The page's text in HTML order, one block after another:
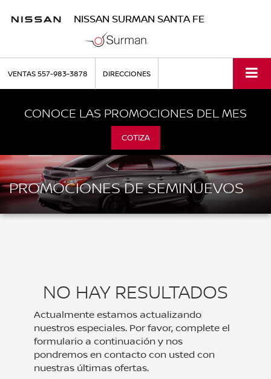
NISSAN SURMAN SANTA FE
VENTAS557-983-3878 DIRECCIONES
CONOCE LAS PROMOCIONES DEL MES
COTIZA
PROMOCIONES DE SEMINUEVOS
NO HAY RESULTADOS
Actualmente estamos actualizando
nuestros especiales. Por favor, complete el
formulario a continuación y nos
pondremos en contacto con usted con
nuestras últimas ofertas.